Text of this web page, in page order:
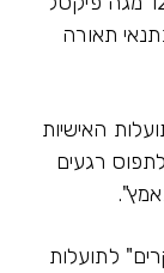
תאורה
האישיות
רגעים
לתועלות